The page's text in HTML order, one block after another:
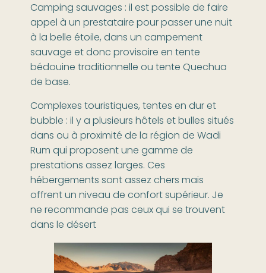
Camping sauvages : il est possible de faire
appel à un prestataire pour passer une nuit
à la belle étoile, dans un campement
sauvage et donc provisoire en tente
bédouine traditionnelle ou tente Quechua
de base.
Complexes touristiques, tentes en dur et
bubble : il y a plusieurs hôtels et bulles situés
dans ou à proximité de la région de Wadi
Rum qui proposent une gamme de
prestations assez larges. Ces
hébergements sont assez chers mais
offrent un niveau de confort supérieur. Je
ne recommande pas ceux qui se trouvent
dans le désert